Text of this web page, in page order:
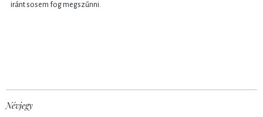
iránt sosem fog megszűnni.
Névjegy